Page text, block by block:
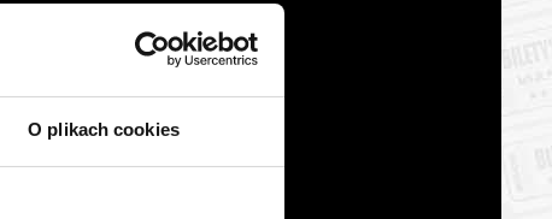
O plikach cookies